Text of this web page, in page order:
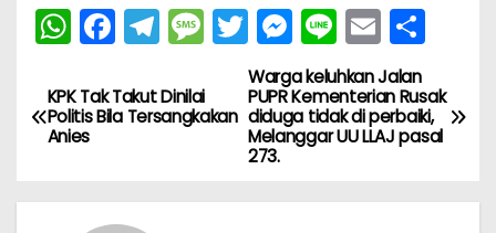
W
h
a
ts
p
F
a
c
e
o
T
el
e
gr
m
M
e
s
s
g
T
w
itt
er
M
e
s
s
n
Li
n
e
E
m
ai
l
S
ar
e
N
a
Warga keluhkan Jalan
PUPR Kementerian Rusak
diduga tidak di perbaiki,
Melanggar UU LLAJ pasal
273.
KPK Tak Takut Dinilai
Politis Bila Tersangkakan
Anies